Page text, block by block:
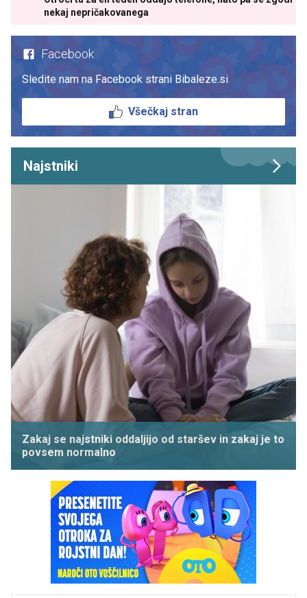
nekaj nepričakovanega
Facebook
Sledite nam na Facebook strani Bibaleze.si
Všečkaj stran
Najstniki
Zakaj se najstniki oddaljijo od staršev in zakaj je to
povsem normalno